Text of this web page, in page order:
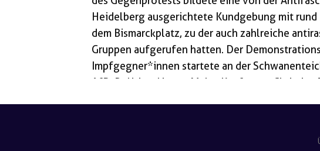
Heidelberg ausgerichtete Kundgebung mit
dem Bismarckplatz, zu der auch zahlreiche
Gruppen aufgerufen hatten. Der
Impfgegner*innen startete an der
AfD-Politiker*innen Malte Kaufmann, Christina